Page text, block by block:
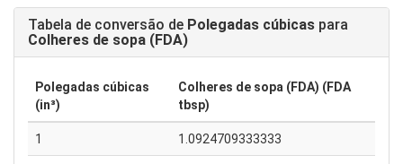
Tabela de conversão de Polegadas cúbicas para
Colheres de sopa (FDA)
Polegadas cúbicas
(in³)
Colheres de sopa (FDA) (FDA
tbsp)
1 1.0924709333333